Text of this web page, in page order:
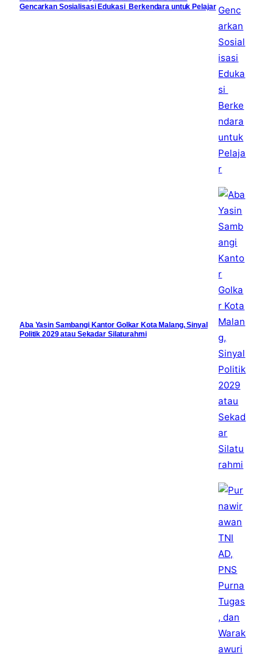
Gencarkan Sosialisasi Edukasi Berkendara untuk Pelajar
Aba Yasin Sambangi Kantor Golkar Kota Malang, Sinyal
Politik 2029 atau Sekadar Silaturahmi